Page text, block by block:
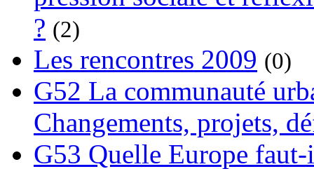
? (2)
Les rencontres 2009 (0)
G52 La communauté
Changements, projets,
G53 Quelle Europe